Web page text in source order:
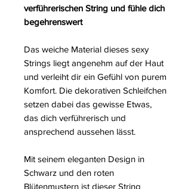
verführerischen String und fühle dich
begehrenswert
Das weiche Material dieses sexy
Strings liegt angenehm auf der Haut
und verleiht dir ein Gefühl von purem
Komfort. Die dekorativen Schleifchen
setzen dabei das gewisse Etwas,
das dich verführerisch und
ansprechend aussehen lässt.
Mit seinem eleganten Design in
Schwarz und den roten
Blütenmustern ist dieser String